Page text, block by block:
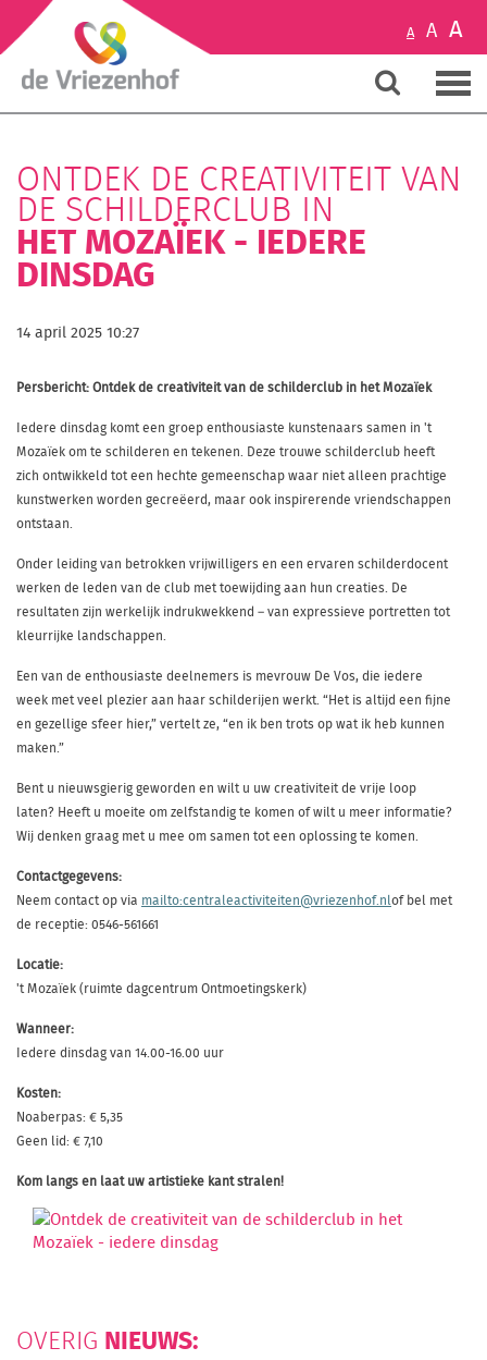
A A A
ONTDEK DE CREATIVITEIT VAN
DE SCHILDERCLUB IN
HET MOZAÏEK - IEDERE
DINSDAG
14 april 2025 10:27
Persbericht: Ontdek de creativiteit van de schilderclub in het Mozaïek
Iedere dinsdag komt een groep enthousiaste kunstenaars samen in 't
Mozaïek om te schilderen en tekenen. Deze trouwe schilderclub heeft
zich ontwikkeld tot een hechte gemeenschap waar niet alleen prachtige
kunstwerken worden gecreëerd, maar ook inspirerende vriendschappen
ontstaan.
Onder leiding van betrokken vrijwilligers en een ervaren schilderdocent
werken de leden van de club met toewijding aan hun creaties. De
resultaten zijn werkelijk indrukwekkend – van expressieve portretten tot
kleurrijke landschappen.
Een van de enthousiaste deelnemers is mevrouw De Vos, die iedere
week met veel plezier aan haar schilderijen werkt. “Het is altijd een fijne
en gezellige sfeer hier,” vertelt ze, “en ik ben trots op wat ik heb kunnen
maken.”
Bent u nieuwsgierig geworden en wilt u uw creativiteit de vrije loop
laten? Heeft u moeite om zelfstandig te komen of wilt u meer informatie?
Wij denken graag met u mee om samen tot een oplossing te komen.
Contactgegevens:
Neem contact op via mailto:centraleactiviteiten@vriezenhof.nlof bel met
de receptie: 0546-561661
Locatie:
't Mozaïek (ruimte dagcentrum Ontmoetingskerk)
Wanneer:
Iedere dinsdag van 14.00-16.00 uur
Kosten:
Noaberpas: € 5,35
Geen lid: € 7,10
Kom langs en laat uw artistieke kant stralen!
OVERIG NIEUWS: